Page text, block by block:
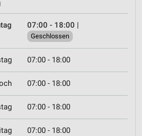
07:00 - 18:00 |
Geschlossen
07:00 - 18:00
07:00 - 18:00
07:00 - 18:00
07:00 - 18:00